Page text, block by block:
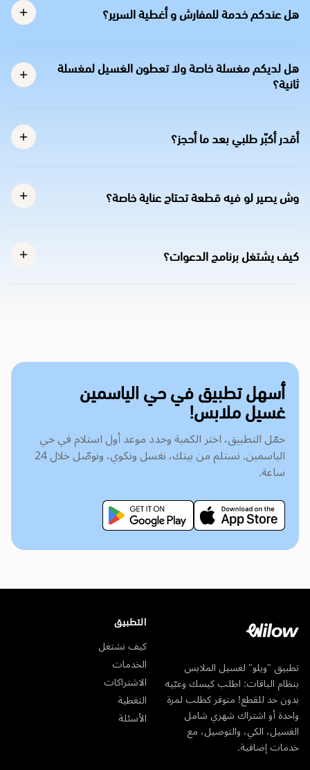
هل عندكم خدمة للمفارش و أغطية السرير؟
هل لديكم مغسلة خاصة ولا تعطون الغسيل لمغسلة
ثانية؟
أقدر أكبّر طلبي بعد ما أحجز؟
وش يصير لو فيه قطعة تحتاج عناية خاصة؟
كيف يشتغل برنامج الدعوات؟
أسهل تطبيق في حي الياسمين
غسيل ملابس!
حمّل التطبيق، اختر الكمية وحدد موعد أول استلام في حي
الياسمين. نستلم من بيتك، نغسل ونكوي، ونوصّل خلال 24
ساعة.
تطبيق "ويلو" لغسيل الملابس
بنظام الباقات: اطلب كيسك وعبّيه
بدون حد للقطع! متوفر كطلب لمرة
واحدة أو اشتراك شهري شامل
الغسيل، الكي، والتوصيل، مع
خدمات إضافية.
التطبيق
كيف نشتغل
الخدمات
الاشتراكات
التغطية
الأسئلة